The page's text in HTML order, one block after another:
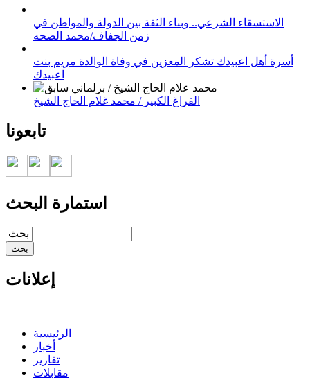
الاستسقاء الشرعي.. وبناء الثقة بين الدولة والمواطن في
زمن الجفاف/محمد الصحه
أسرة أهل اعبيدك تشكر المعزين في وفاة الوالدة مريم بنت
اعبيدك
الفراغ الكبير / محمد غلام الحاج الشيخ
تابعونا
استمارة البحث
‏بحث ‏
إعلانات
الرئيسية
أخبار
تقارير
مقابلات